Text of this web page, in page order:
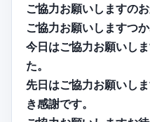
ご協力お願いしますのお
ご協力お願いしますつ
今日はご協力お願いし
た。
先日はご協力お願いし
き感謝です。